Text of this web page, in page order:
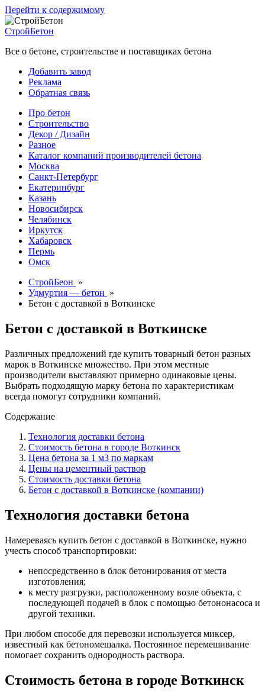
Перейти к содержимому
СтройБетон
Все о бетоне, строительстве и поставщиках бетона
Добавить завод
Реклама
Обратная связь
Про бетон
Строительство
Декор / Дизайн
Разное
Каталог компаний производителей бетона
Москва
Санкт-Петербург
Екатеринбург
Казань
Новосибирск
Челябинск
Иркутск
Хабаровск
Пермь
Омск
СтройБеон »
Удмуртия — бетон »
Бетон с доставкой в Воткинске
Бетон с доставкой в Воткинске
Различных предложений где купить товарный бетон разных
марок в Воткинске множество. При этом местные
производители выставляют примерно одинаковые цены.
Выбрать подходящую марку бетона по характеристикам
всегда помогут сотрудники компаний.
Содержание
Технология доставки бетона
Стоимость бетона в городе Воткинск
Цена бетона за 1 м3 по маркам
Цены на цементный раствор
Стоимость доставки бетона
Бетон с доставкой в Воткинске (компании)
Технология доставки бетона
Намереваясь купить бетон с доставкой в Воткинске, нужно
учесть способ транспортировки:
непосредственно в блок бетонирования от места
изготовления;
к месту разгрузки, расположенному возле объекта, с
последующей подачей в блок с помощью бетононасоса и
другой техники.
При любом способе для перевозки используется миксер,
известный как бетономешалка. Постоянное перемешивание
помогает сохранить однородность раствора.
Стоимость бетона в городе Воткинск